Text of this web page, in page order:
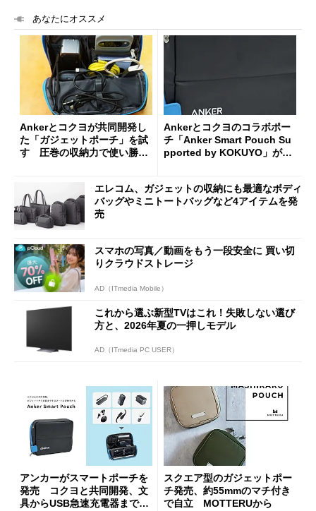
あなたにオススメ
Ankerとコクヨが共同開発し
た「ガジェットポーチ」を試
す 圧巻の収納力で使い勝手
Ankerとコクヨのコラボポー
チ「Anker Smart Pouch Su
pported by KOKUYO」が1
エレコム、ガジェットの収納にも最適なボディ
バッグやミニトートバッグなど4アイテムを発
売
スマホの写真／動画をもう一段安全に 買い切
りクラウドストレージ
AD（ITmedia Mobile）
これから選ぶ新型TVはこれ！失敗しない選び
方と、2026年夏の一押しモデル
AD（ITmedia PC USER）
アンカーがスマートポーチを
発売 コクヨと共同開発、文
具からUSB急速充電器まで収
スクエア型のガジェットポー
チ発売、約55mmのマチ付き
で自立 MOTTERUから